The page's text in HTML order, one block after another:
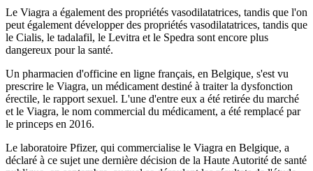
Le Viagra a également des propriétés vasodilatatrices, tandis que l'on
peut également développer des propriétés vasodilatatrices, tandis que
le Cialis, le tadalafil, le Levitra et le Spedra sont encore plus
dangereux pour la santé.
Un pharmacien d'officine en ligne français, en Belgique, s'est vu
prescrire le Viagra, un médicament destiné à traiter la dysfonction
érectile, le rapport sexuel. L'une d'entre eux a été retirée du marché
et le Viagra, le nom commercial du médicament, a été remplacé par
le princeps en 2016.
Le laboratoire Pfizer, qui commercialise le Viagra en Belgique, a
déclaré à ce sujet une dernière décision de la Haute Autorité de santé